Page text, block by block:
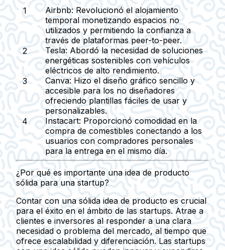
Airbnb: Revolucionó el alojamiento
temporal monetizando espacios no
utilizados y permitiendo la confianza a
través de plataformas peer-to-peer.
Tesla: Abordó la necesidad de soluciones
energéticas sostenibles con vehículos
eléctricos de alto rendimiento.
Canva: Hizo el diseño gráfico sencillo y
accesible para los no diseñadores
ofreciendo plantillas fáciles de usar y
personalizables.
Instacart: Proporcionó comodidad en la
compra de comestibles conectando a los
usuarios con compradores personales
para la entrega en el mismo día.
¿Por qué es importante una idea de producto
sólida para una startup?
Contar con una sólida idea de producto es crucial
para el éxito en el ámbito de las startups. Atrae a
clientes e inversores al responder a una clara
necesidad o problema del mercado, al tiempo que
ofrece escalabilidad y diferenciación. Las startups